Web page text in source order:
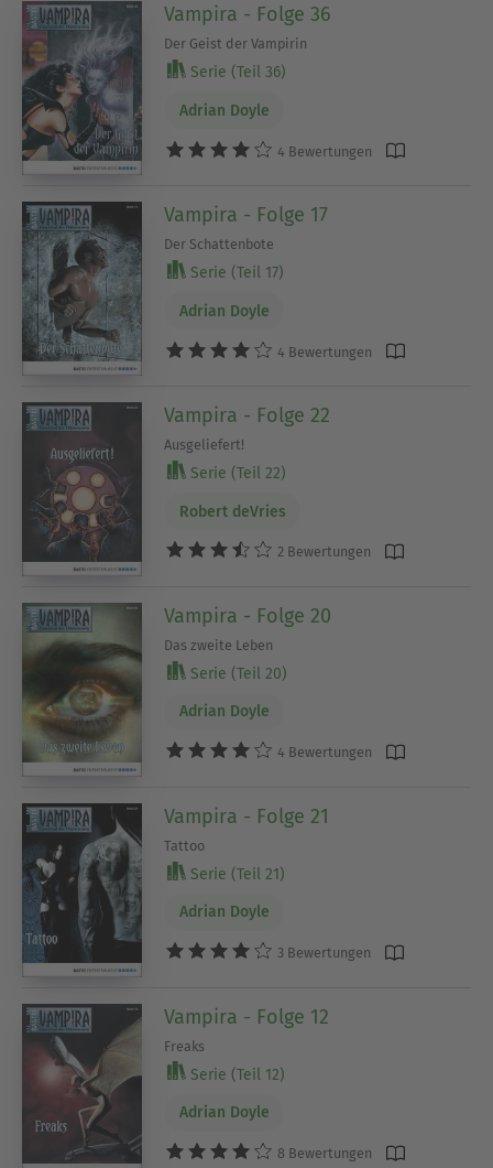
Vampira - Folge 36
Der Geist der Vampirin
Serie (Teil 36)
Adrian Doyle
4 Bewertungen
Vampira - Folge 17
Der Schattenbote
Serie (Teil 17)
Adrian Doyle
4 Bewertungen
Vampira - Folge 22
Ausgeliefert!
Serie (Teil 22)
Robert deVries
2 Bewertungen
Vampira - Folge 20
Das zweite Leben
Serie (Teil 20)
Adrian Doyle
4 Bewertungen
Vampira - Folge 21
Tattoo
Serie (Teil 21)
Adrian Doyle
3 Bewertungen
Vampira - Folge 12
Freaks
Serie (Teil 12)
Adrian Doyle
8 Bewertungen